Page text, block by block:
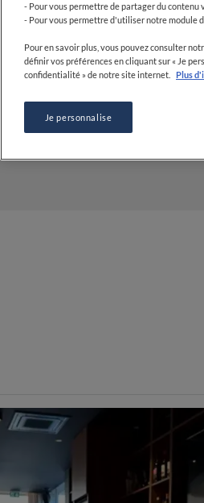
- Pour vous permettre de partager du contenu
- Pour vous permettre d'utiliser notre module
Pour en savoir plus, vous pouvez consulter
définir vos préférences en cliquant sur « Je
confidentialité » de notre site internet.
Plus
Je personnalise